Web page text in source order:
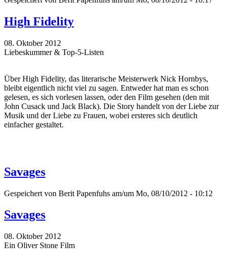
High Fidelity
08. Oktober 2012
Liebeskummer & Top-5-Listen
Über High Fidelity, das literarische Meisterwerk Nick Hornbys,
bleibt eigentlich nicht viel zu sagen. Entweder hat man es schon
gelesen, es sich vorlesen lassen, oder den Film gesehen (den mit
John Cusack und Jack Black). Die Story handelt von der Liebe zur
Musik und der Liebe zu Frauen, wobei ersteres sich deutlich
einfacher gestaltet.
Savages
Gespeichert von Berit Papenfuhs am/um Mo, 08/10/2012 - 10:12
Savages
08. Oktober 2012
Ein Oliver Stone Film